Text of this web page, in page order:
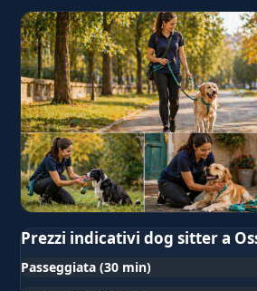
Prezzi indicativi dog sitter a
Passeggiata (30 min)